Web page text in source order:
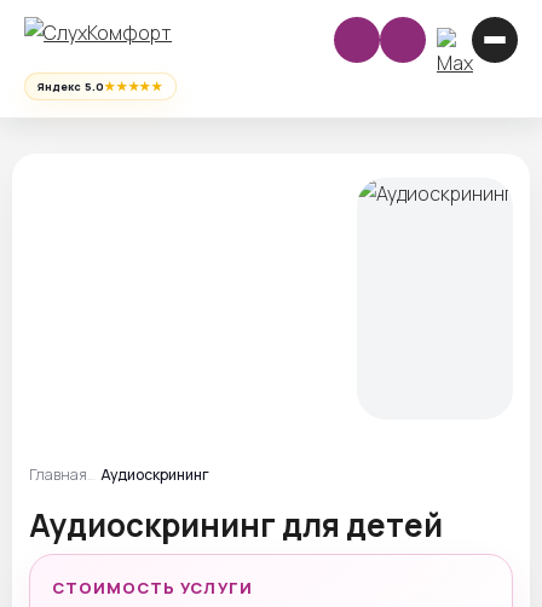
Яндекс 5.0★★★★★
Главная Аудиоскрининг
Аудиоскрининг для детей
СТОИМОСТЬ УСЛУГИ